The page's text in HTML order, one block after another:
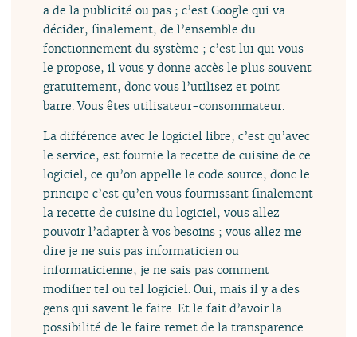
a de la publicité ou pas ; c’est Google qui va
décider, finalement, de l’ensemble du
fonctionnement du système ; c’est lui qui vous
le propose, il vous y donne accès le plus souvent
gratuitement, donc vous l’utilisez et point
barre. Vous êtes utilisateur-consommateur.
La différence avec le logiciel libre, c’est qu’avec
le service, est fournie la recette de cuisine de ce
logiciel, ce qu’on appelle le code source, donc le
principe c’est qu’en vous fournissant finalement
la recette de cuisine du logiciel, vous allez
pouvoir l’adapter à vos besoins ; vous allez me
dire je ne suis pas informaticien ou
informaticienne, je ne sais pas comment
modifier tel ou tel logiciel. Oui, mais il y a des
gens qui savent le faire. Et le fait d’avoir la
possibilité de le faire remet de la transparence